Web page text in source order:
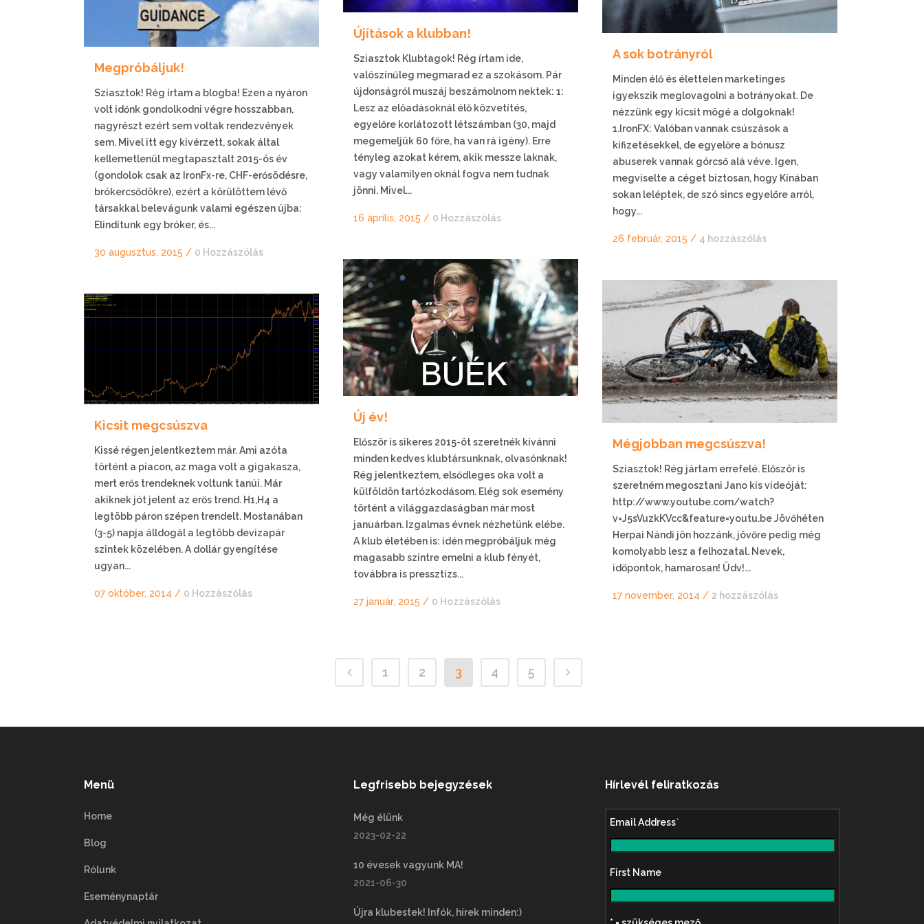
Megpróbáljuk!
Sziasztok! Rég írtam a blogba! Ezen a nyáron
volt időnk gondolkodni végre hosszabban,
nagyrészt ezért sem voltak rendezvények
sem. Mivel itt egy kivérzett, sokak által
kellemetlenül megtapasztalt 2015-ös év
(gondolok csak az IronFx-re, CHF-erősödésre,
brókercsődökre), ezért a körülöttem lévő
társakkal belevágunk valami egészen újba:
Elindítunk egy bróker, és...
30 augusztus, 2015 / 0 Hozzászólás
Újítások a klubban!
Sziasztok Klubtagok! Rég írtam ide,
valószínűleg megmarad ez a szokásom. Pár
újdonságról muszáj beszámolnom nektek: 1:
Lesz az előadásoknál élő közvetítés,
egyelőre korlátozott létszámban (30, majd
megemeljük 60 főre, ha van rá igény). Erre
tényleg azokat kérem, akik messze laknak,
vagy valamilyen oknál fogva nem tudnak
jönni. Mivel...
16 április, 2015 / 0 Hozzászólás
A sok botrányról
Minden élő és élettelen marketinges
igyekszik meglovagolni a botrányokat. De
nézzünk egy kicsit mögé a dolgoknak!
1.IronFX: Valóban vannak csúszások a
kifizetésekkel, de egyelőre a bónusz
abuserek vannak górcső alá véve. Igen,
megviselte a céget biztosan, hogy Kínában
sokan leléptek, de szó sincs egyelőre arról,
hogy...
26 február, 2015 / 4 hozzászólás
Új év!
Először is sikeres 2015-öt szeretnék kívánni
minden kedves klubtársunknak, olvasónknak!
Rég jelentkeztem, elsődleges oka volt a
külföldön tartózkodásom. Elég sok esemény
történt a világgazdaságban már most
januárban. Izgalmas évnek nézhetünk elébe.
A klub életében is: idén megpróbáljuk még
magasabb szintre emelni a klub fényét,
továbbra is pressztízs...
27 január, 2015 / 0 Hozzászólás
Mégjobban megcsúszva!
Sziasztok! Rég jártam errefelé. Először is
szeretném megosztani Jano kis videóját:
http://www.youtube.com/watch?
v=J5sVuzkKVcc&feature=youtu.be Jövőhéten
Herpai Nándi jön hozzánk, jövőre pedig még
komolyabb lesz a felhozatal. Nevek,
időpontok, hamarosan! Üdv!...
17 november, 2014 / 2 hozzászólás
Kicsit megcsúszva
Kissé régen jelentkeztem már. Ami azóta
történt a piacon, az maga volt a gigakasza,
mert erős trendeknek voltunk tanúi. Már
akiknek jót jelent az erős trend. H1,H4 a
legtöbb páron szépen trendelt. Mostanában
(3-5) napja álldogál a legtöbb devizapár
szintek közelében. A dollár gyengítése
ugyan...
07 október, 2014 / 0 Hozzászólás
1 2 3 4 5
Menü
Home
Blog
Rólunk
Eseménynaptár
Legfrisebb bejegyzések
Még élünk
2023-02-22
10 évesek vagyunk MA!
2021-06-30
Újra klubestek! Infók, hírek minden:)
Hírlevél feliratkozás
Email Address*
First Name